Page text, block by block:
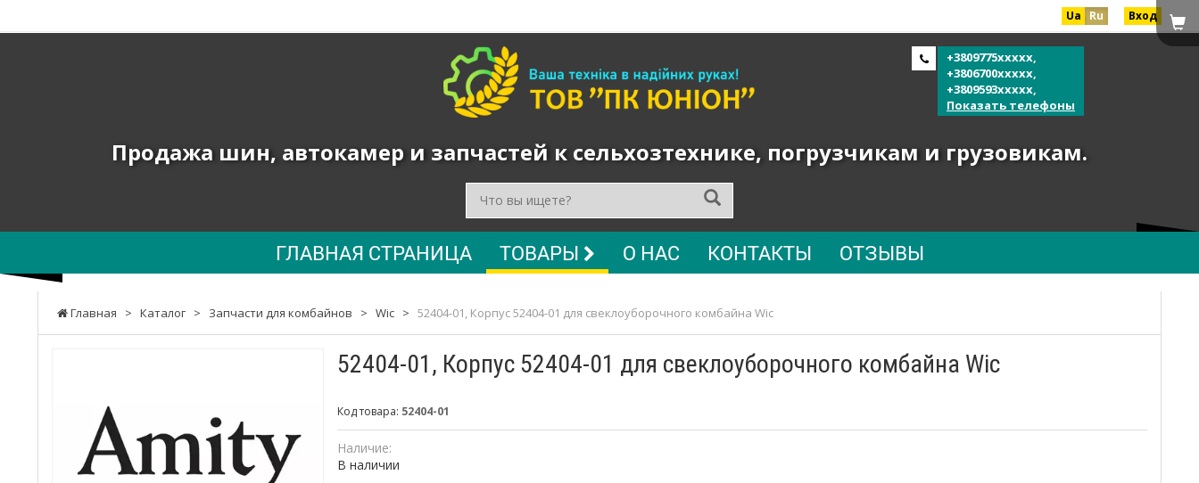
Ua Ru Вход
автокамер
и
запчастей
грузовикам.
+3809775xxxxx,
+3806700xxxxx,
+3809593xxxxx,
Показать телефоны
Продажа шин, автокамер и запчастей к сельхозтехнике, погрузчикам и грузовикам.
ГЛАВНАЯ СТРАНИЦА ТОВАРЫ О НАС КОНТАКТЫ ОТЗЫВЫ
Главная > Каталог > Запчасти для комбайнов > Wic > 52404-01, Корпус 52404-01 для свеклоуборочного комбайна Wic
52404-01, Корпус 52404-01 для свеклоуборочного комбайна Wic
Код товара: 52404-01
Наличие:
В наличии